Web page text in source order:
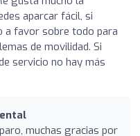
aparcar fácil, si
a favor sobre todo para
de movilidad. Si
servicio no hay más
muchas gracias por